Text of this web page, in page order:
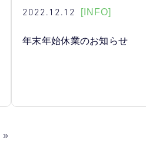
2022.12.12 [INFO]
年末年始休業のお知らせ
»